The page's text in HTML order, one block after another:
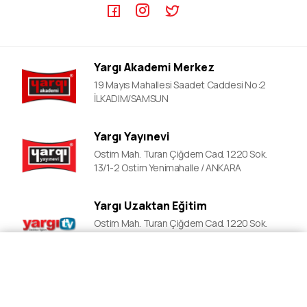
YDS Video Ders
Yargı Akademi Merkez
19 Mayıs Mahallesi Saadet Caddesi No:2
İLKADIM/SAMSUN
Yargı Yayınevi
Ostim Mah. Turan Çiğdem Cad. 1220 Sok.
13/1-2 Ostim Yenimahalle / ANKARA
Yargı Uzaktan Eğitim
Ostim Mah. Turan Çiğdem Cad. 1220 Sok.